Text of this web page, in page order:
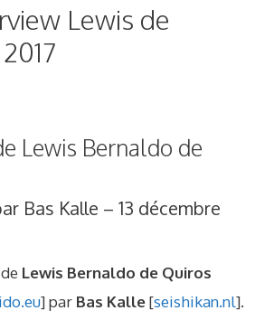
Lewis de
Lewis Bernaldo de
Bas Kalle – 13 décembre
Lewis Bernaldo de Quiros
] par Bas Kalle[seishikan.nl].